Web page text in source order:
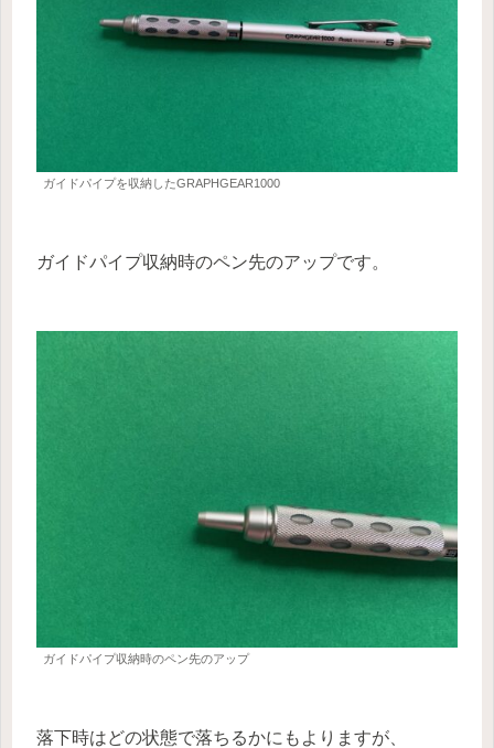
ガイドパイプを収納したGRAPHGEAR1000
ガイドパイプ収納時のペン先のアップです。
ガイドパイプ収納時のペン先のアップ
落下時はどの状態で落ちるかにもよりますが、